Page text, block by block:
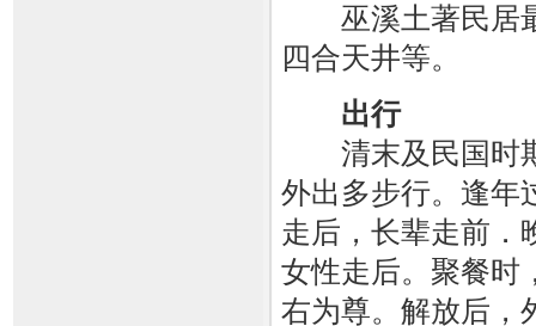
巫溪土著民居最
四合天井等。
出行
清末及民国时期
外出多步行。逢年
走后，长辈走前．
女性走后。聚餐时
右为尊。解放后，